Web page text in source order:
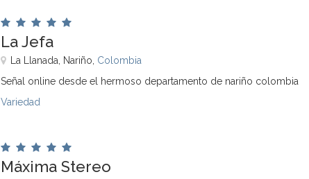
La Jefa
La Llanada, Nariño, Colombia
Señal online desde el hermoso departamento de nariño colombia
Variedad
Máxima Stereo